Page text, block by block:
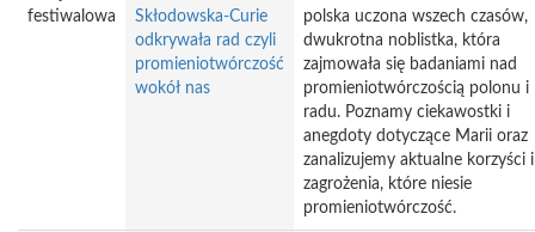
festiwalowa
Skłodowska-Curie
odkrywała rad czyli
promieniotwórczość
wokół nas
polska uczona wszech czasów,
dwukrotna noblistka, która
zajmowała się badaniami nad
promieniotwórczością polonu i
radu. Poznamy ciekawostki i
anegdoty dotyczące Marii oraz
zanalizujemy aktualne korzyści i
zagrożenia, które niesie
promieniotwórczość.